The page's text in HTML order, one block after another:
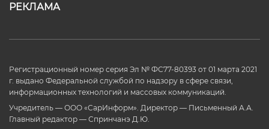
РЕКЛАМА
Регистрационный номер серия Эл № ФС77-80393 от 01 марта 2021
г. выдано Федеральной службой по надзору в сфере связи,
информационных технологий и массовых коммуникаций.
Учредитель — ООО «СарИнформ». Директор — Письменный А.А.
Главный редактор — Спринчанэ Д.Ю.